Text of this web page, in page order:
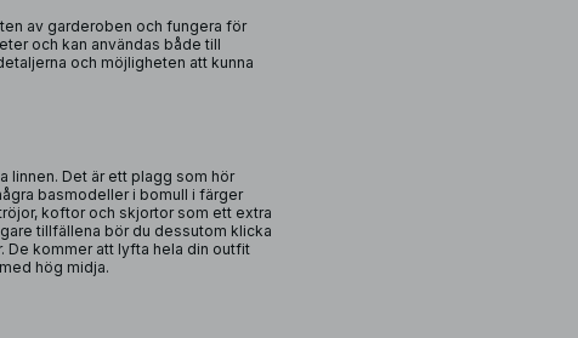
av garderoben och fungera för
och kan användas både till
och möjligheten att kunna
linnen. Det är ett plagg som hör
basmodeller i bomull i färger
koftor och skjortor som ett extra
tillfällena bör du dessutom klicka
De kommer att lyfta hela din outfit
hög midja.